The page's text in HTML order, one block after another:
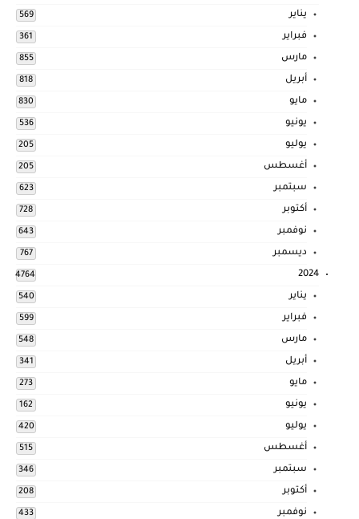
يناير 569
فبراير 361
مارس 855
أبريل 818
مايو 830
يونيو 536
يوليو 205
أغسطس 205
سبتمبر 623
أكتوبر 728
نوفمبر 643
ديسمبر 767
2024
4764
يناير 540
فبراير 599
مارس 548
أبريل 341
مايو 273
يونيو 162
يوليو 420
أغسطس 515
سبتمبر 346
أكتوبر 208
نوفمبر 433